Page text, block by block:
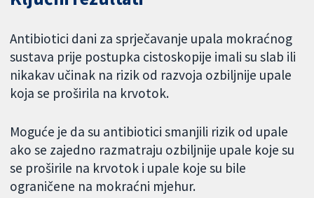
Antibiotici dani za sprječavanje upala mokraćnog
sustava prije postupka cistoskopije imali su slab ili
nikakav učinak na rizik od razvoja ozbiljnije upale
koja se proširila na krvotok.
Moguće je da su antibiotici smanjili rizik od upale
ako se zajedno razmatraju ozbiljnije upale koje su
se proširile na krvotok i upale koje su bile
ograničene na mokraćni mjehur.